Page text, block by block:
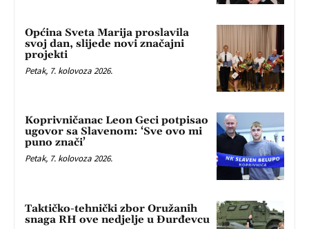
Općina Sveta Marija proslavila
svoj dan, slijede novi značajni
projekti
Petak, 7. kolovoza 2026.
Koprivničanac Leon Geci potpisao
ugovor sa Slavenom: ‘Sve ovo mi
puno znači’
Petak, 7. kolovoza 2026.
Taktičko-tehnički zbor Oružanih
snaga RH ove nedjelje u Đurđevcu